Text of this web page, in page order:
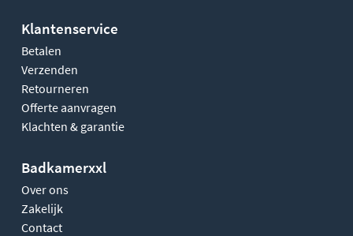
Klantenservice
Betalen
Verzenden
Retourneren
Offerte aanvragen
Klachten & garantie
Badkamerxxl
Over ons
Zakelijk
Contact